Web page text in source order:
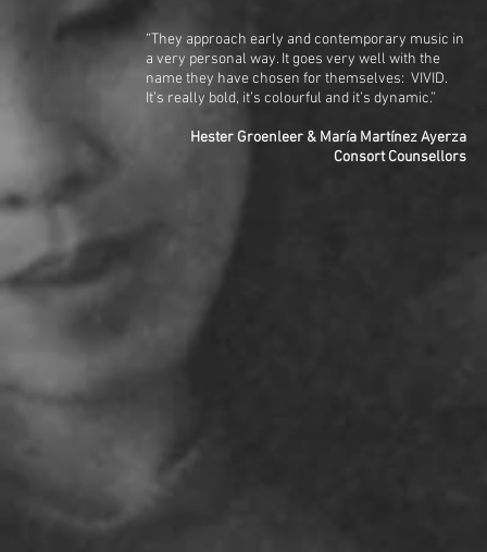
“They approach early and contemporary music in
a very personal way. It goes very well with the
name they have chosen for themselves: VIVID.
It’s really bold, it’s colourful and it’s dynamic.”
Hester Groenleer & María Martínez Ayerza
Consort Counsellors